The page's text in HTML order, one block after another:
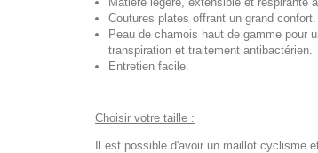
Coutures plates offrant un grand confort.
Peau de chamois haut de gamme pour
transpiration et traitement antibactérien.
Entretien facile.
Choisir votre taille :
Il est possible d'avoir un maillot cyclisme